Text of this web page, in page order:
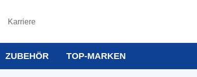
Karriere
ZUBEHÖR TOP-MARKEN